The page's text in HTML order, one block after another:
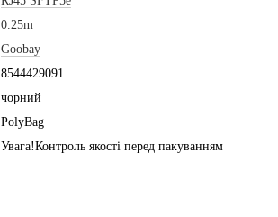
0.25m
Goobay
8544429091
чорний
PolyBag
Увага!Контроль якості перед пакуванням